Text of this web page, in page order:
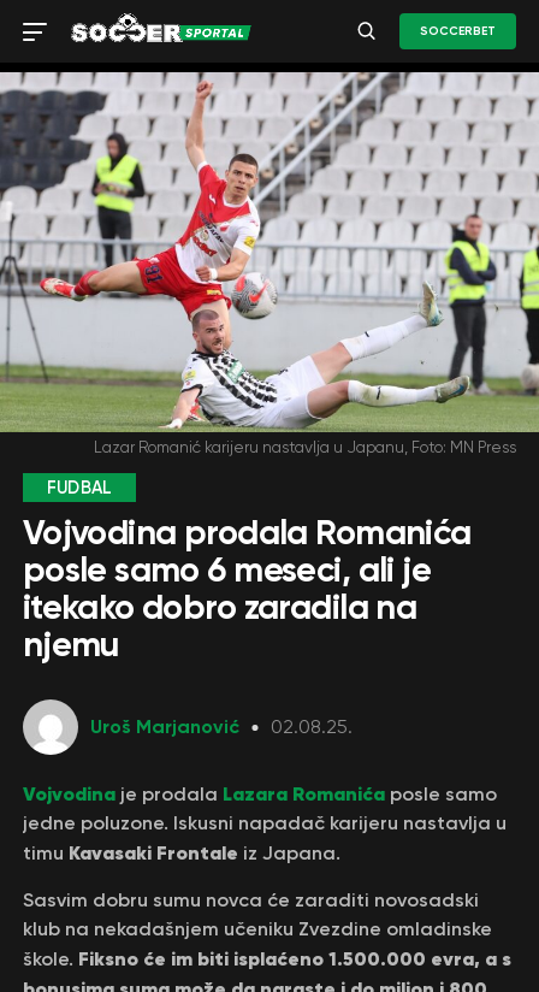
SOCCERBET
Lazar Romanić karijeru nastavlja u Japanu, Foto: MN Press
FUDBAL
Vojvodina prodala Romanića
posle samo 6 meseci, ali je
itekako dobro zaradila na
njemu
Uroš Marjanović 02.08.25.
Vojvodinaje prodala Lazara Romanićaposle samo
jedne poluzone. Iskusni napadač karijeru nastavlja u
timu Kavasaki Frontale iz Japana.
Sasvim dobru sumu novca će zaraditi novosadski
klub na nekadašnjem učeniku Zvezdine omladinske
škole. Fiksno će im biti isplaćeno 1.500.000 evra, a s